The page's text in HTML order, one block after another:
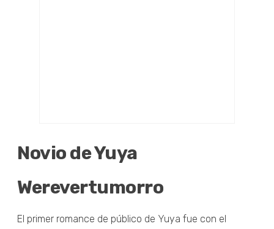
Novio de Yuya
Werevertumorro
El primer romance de público de Yuya fue con el